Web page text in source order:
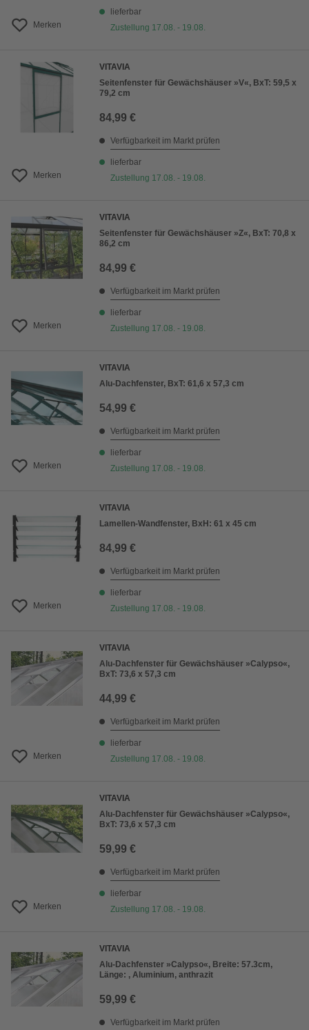
Merken
lieferbar
Zustellung 17.08. - 19.08.
Merken
VITAVIA
Seitenfenster für Gewächshäuser »V«, BxT: 59,5 x
79,2 cm
84,99 €
Verfügbarkeit im Markt prüfen
lieferbar
Zustellung 17.08. - 19.08.
Merken
VITAVIA
Seitenfenster für Gewächshäuser »Z«, BxT: 70,8 x
86,2 cm
84,99 €
Verfügbarkeit im Markt prüfen
lieferbar
Zustellung 17.08. - 19.08.
Merken
VITAVIA
Alu-Dachfenster, BxT: 61,6 x 57,3 cm
54,99 €
Verfügbarkeit im Markt prüfen
lieferbar
Zustellung 17.08. - 19.08.
Merken
VITAVIA
Lamellen-Wandfenster, BxH: 61 x 45 cm
84,99 €
Verfügbarkeit im Markt prüfen
lieferbar
Zustellung 17.08. - 19.08.
Merken
VITAVIA
Alu-Dachfenster für Gewächshäuser »Calypso«,
BxT: 73,6 x 57,3 cm
44,99 €
Verfügbarkeit im Markt prüfen
lieferbar
Zustellung 17.08. - 19.08.
Merken
VITAVIA
Alu-Dachfenster für Gewächshäuser »Calypso«,
BxT: 73,6 x 57,3 cm
59,99 €
Verfügbarkeit im Markt prüfen
lieferbar
Zustellung 17.08. - 19.08.
VITAVIA
Alu-Dachfenster »Calypso«, Breite: 57.3cm,
Länge: , Aluminium, anthrazit
59,99 €
Verfügbarkeit im Markt prüfen